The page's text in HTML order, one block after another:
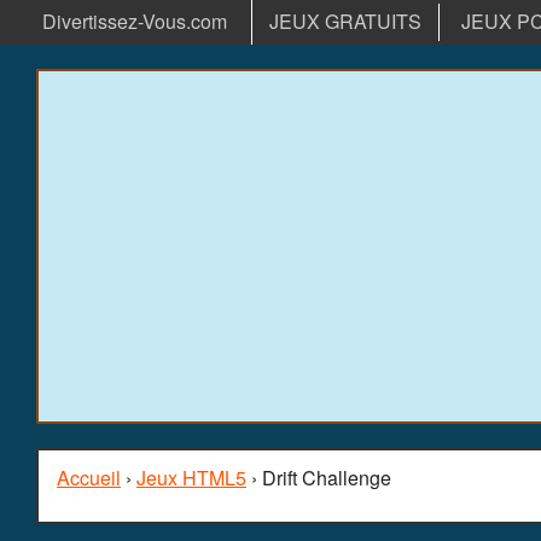
Divertissez-Vous.com JEUX GRATUITS JEUX
Accueil › Jeux HTML5 › Drift Challenge